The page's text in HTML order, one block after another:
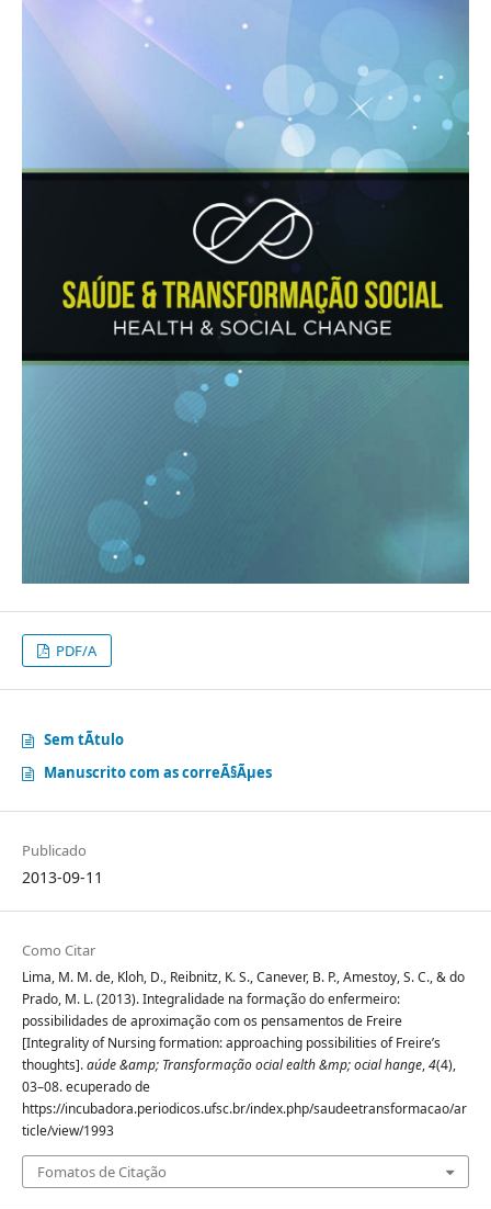
PDF/A
Sem tÃ­tulo
Manuscrito com as correÃ§Ãµes
Publicado
2013-09-11
Como Citar
Lima, M. M. de, Kloh, D., Reibnitz, K. S., Canever, B. P., Amestoy, S. C., & do
Prado, M. L. (2013). Integralidade na formação do enfermeiro:
possibilidades de aproximação com os pensamentos de Freire
[Integrality of Nursing formation: approaching possibilities of Freire’s
thoughts].aúde &amp; Transformação ocial ealth &mp; ocial hange,4(4),
03–08. ecuperado de
https://incubadora.periodicos.ufsc.br/index.php/saudeetransformacao/ar
ticle/view/1993
Fomatos de Citação